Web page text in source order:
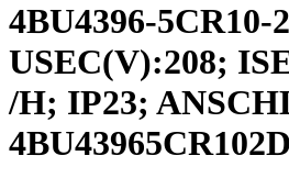
4BU4396-
USEC(V):208;
/H; IP23;